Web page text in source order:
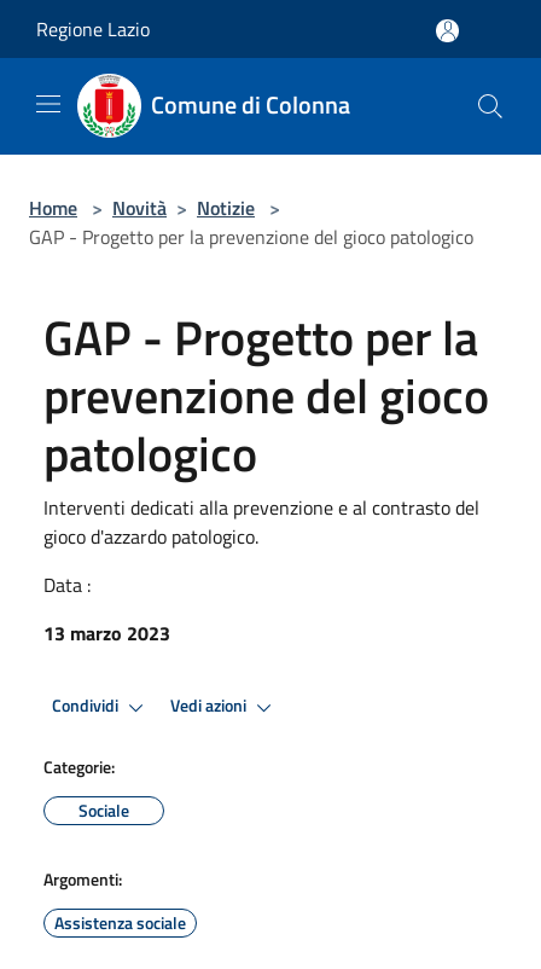
Regione Lazio
Comune di Colonna
Home > Novità > Notizie >
GAP - Progetto per la prevenzione del gioco patologico
GAP - Progetto per la
prevenzione del gioco
patologico
Interventi dedicati alla prevenzione e al contrasto del
gioco d'azzardo patologico.
Data :
13 marzo 2023
Condividi Vedi azioni
Categorie:
Sociale
Argomenti:
Assistenza sociale